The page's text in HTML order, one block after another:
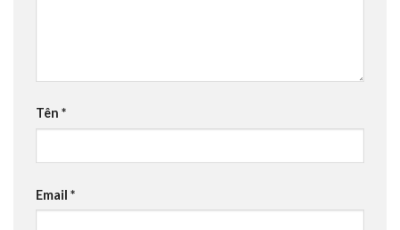
Tên *
Email *